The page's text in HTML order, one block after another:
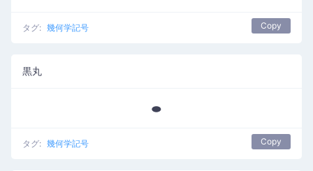
タグ: 幾何学記号 Copy
黒丸
⬬
タグ: 幾何学記号 Copy